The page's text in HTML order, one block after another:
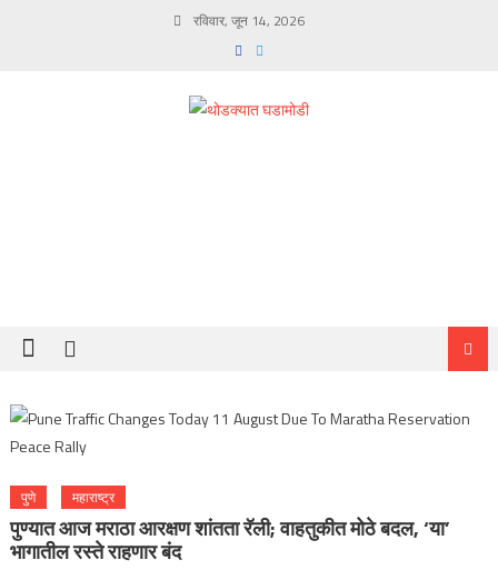
रविवार, जून 14, 2026
पुणे महाराष्ट्र
पुण्यात आज मराठा आरक्षण शांतता रॅली; वाहतुकीत मोठे बदल, ‘या’
भागातील रस्ते राहणार बंद